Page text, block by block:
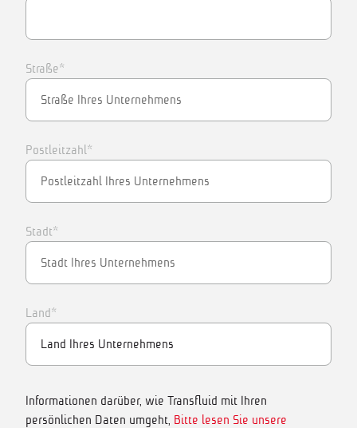
Straße*
Postleitzahl*
Stadt*
Land*
Informationen darüber, wie Transfluid mit Ihren
persönlichen Daten umgeht, Bitte lesen Sie unsere